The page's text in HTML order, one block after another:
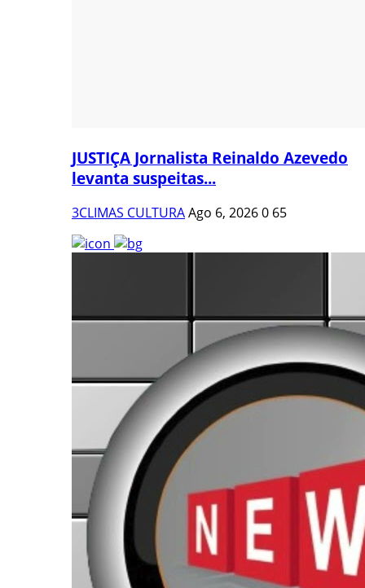
JUSTIÇA Jornalista Reinaldo Azevedo
levanta suspeitas...
3CLIMAS CULTURAAgo 6, 20260 65